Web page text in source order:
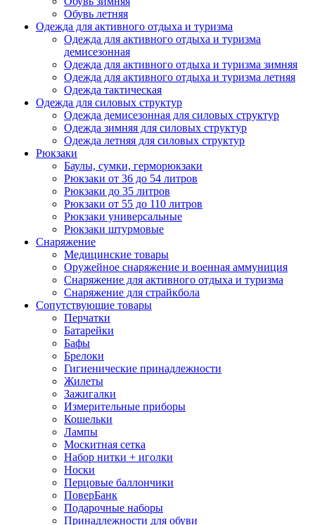
Обувь летняя
Одежда для активного отдыха и туризма
Одежда для активного отдыха и туризма
демисезонная
Одежда для активного отдыха и туризма зимняя
Одежда для активного отдыха и туризма летняя
Одежда тактическая
Одежда для силовых структур
Одежда демисезонная для силовых структур
Одежда зимняя для силовых структур
Одежда летняя для силовых структур
Рюкзаки
Баулы, сумки, герморюкзаки
Рюкзаки от 36 до 54 литров
Рюкзаки до 35 литров
Рюкзаки от 55 до 110 литров
Рюкзаки универсальные
Рюкзаки штурмовые
Снаряжение
Медицинские товары
Оружейное снаряжение и военная аммуниция
Снаряжение для активного отдыха и туризма
Снаряжение для страйкбола
Сопутствующие товары
Перчатки
Батарейки
Бафы
Брелоки
Гигиенические принадлежности
Жилеты
Зажигалки
Измерительные приборы
Кошельки
Лампы
Москитная сетка
Набор нитки + иголки
Носки
Перцовые баллончики
ПоверБанк
Подарочные наборы
Принадлежности для обуви